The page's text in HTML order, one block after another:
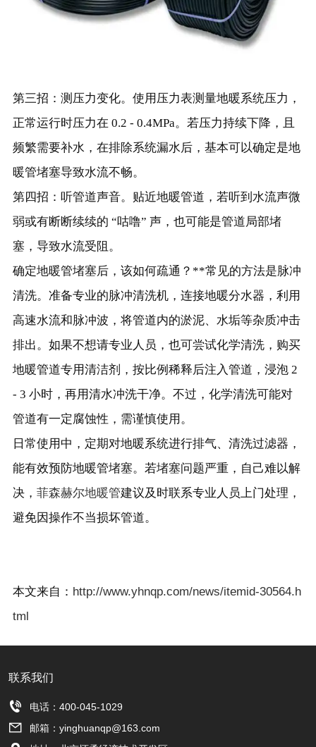
第三招：测压力变化。使用压力表测量地暖系统压力，
正常运行时压力在 0.2 - 0.4MPa。若压力持续下降，且
频繁需要补水，在排除系统漏水后，基本可以确定是地
暖管堵塞导致水流不畅。
第四招：听管道声音。贴近地暖管道，若听到水流声微
弱或有断断续续的 “咕噜” 声，也可能是管道局部堵
塞，导致水流受阻。
确定地暖管堵塞后，该如何疏通？**常见的方法是脉冲
清洗。准备专业的脉冲清洗机，连接地暖分水器，利用
高速水流和脉冲波，将管道内的淤泥、水垢等杂质冲击
排出。如果不想请专业人员，也可尝试化学清洗，购买
地暖管道专用清洁剂，按比例稀释后注入管道，浸泡 2
- 3 小时，再用清水冲洗干净。不过，化学清洗可能对
管道有一定腐蚀性，需谨慎使用。
日常使用中，定期对地暖系统进行排气、清洗过滤器，
能有效预防地暖管堵塞。若堵塞问题严重，自己难以解
决， 菲森赫尔地暖管建议及时联系专业人员上门处理，
避免因操作不当损坏管道。
本文来自： http://www.yhnqp.com/news/itemid-30564.h
tml
联系我们
 电话：400-045-1029
 邮箱：yinghuanqp@163.com